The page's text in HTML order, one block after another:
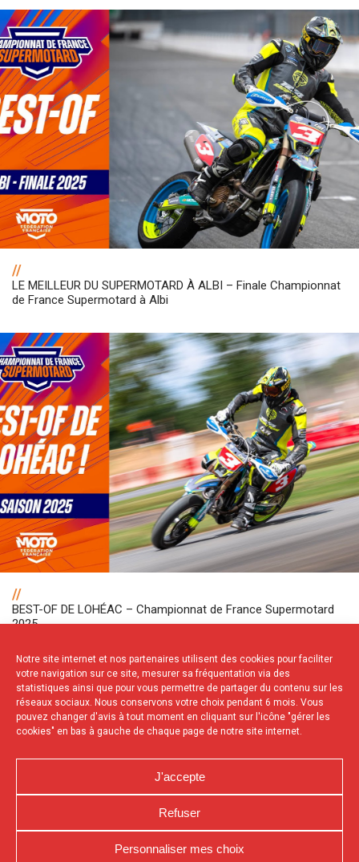
Notre site internet et nos partenaires utilisent des cookies pour faciliter
votre navigation sur ce site, mesurer sa fréquentation via des
statistiques ainsi que pour vous permettre de partager du contenu sur les
réseaux sociaux. Nous conservons votre choix pendant 6 mois. Vous
pouvez changer d'avis à tout moment en cliquant sur l'icône "gérer les
cookies" en bas à gauche de chaque page de notre site internet.
J'accepte
Refuser
Personnaliser mes choix
//
LE MEILLEUR DU SUPERMOTARD À ALBI – Finale Championnat
de France Supermotard à Albi
//
BEST-OF DE LOHÉAC – Championnat de France Supermotard
2025
NOS PARTENAIRES
NOUS CONTACTER
MENTIONS LÉGALES
CHARTE DE CONFIDENTIALITÉ
POLITIQUE D’UTILISATION DES COOKIES